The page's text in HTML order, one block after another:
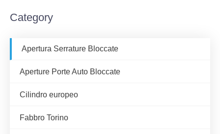
Category
Apertura Serrature Bloccate
Aperture Porte Auto Bloccate
Cilindro europeo
Fabbro Torino